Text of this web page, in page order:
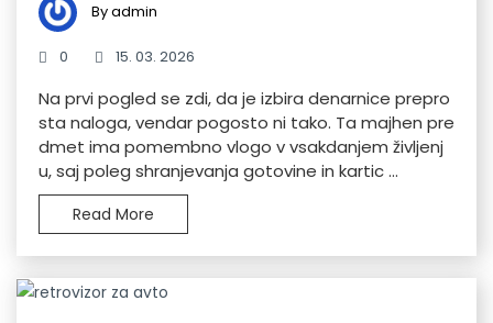
By admin
0 15. 03. 2026
Na prvi pogled se zdi, da je izbira denarnice prepro
sta naloga, vendar pogosto ni tako. Ta majhen pre
dmet ima pomembno vlogo v vsakdanjem življenj
u, saj poleg shranjevanja gotovine in kartic ...
Read More